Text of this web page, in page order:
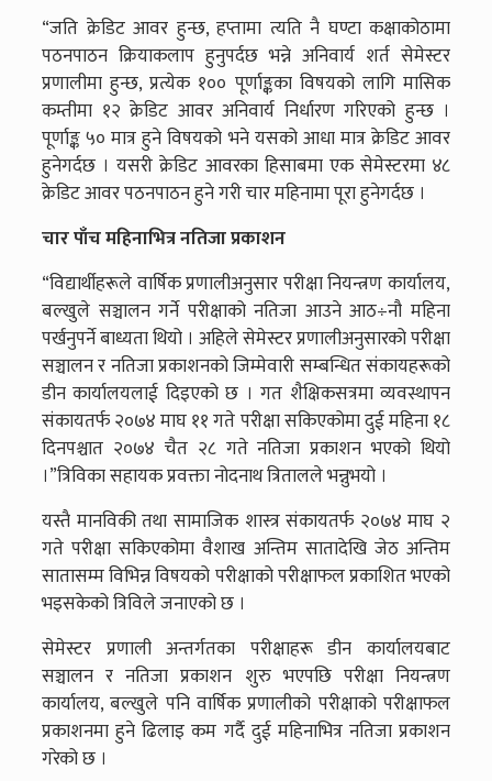
“जति क्रेडिट आवर हुन्छ, हप्तामा त्यति नै घण्टा कक्षाकोठामा
पठनपाठन क्रियाकलाप हुनुपर्दछ भन्ने अनिवार्य शर्त सेमेस्टर
प्रणालीमा हुन्छ, प्रत्येक १०० पूर्णाङ्कका विषयको लागि मासिक
कम्तीमा १२ क्रेडिट आवर अनिवार्य निर्धारण गरिएको हुन्छ ।
पूर्णाङ्क ५० मात्र हुने विषयको भने यसको आधा मात्र क्रेडिट आवर
हुनेगर्दछ । यसरी क्रेडिट आवरका हिसाबमा एक सेमेस्टरमा ४८
क्रेडिट आवर पठनपाठन हुने गरी चार महिनामा पूरा हुनेगर्दछ ।
चार पाँच महिनाभित्र नतिजा प्रकाशन
“विद्यार्थीहरूले वार्षिक प्रणालीअनुसार परीक्षा नियन्त्रण कार्यालय,
बल्खुले सञ्चालन गर्ने परीक्षाको नतिजा आउने आठ÷नौ महिना
पर्खनुपर्ने बाध्यता थियो । अहिले सेमेस्टर प्रणालीअनुसारको परीक्षा
सञ्चालन र नतिजा प्रकाशनको जिम्मेवारी सम्बन्धित संकायहरूको
डीन कार्यालयलाई दिइएको छ । गत शैक्षिकसत्रमा व्यवस्थापन
संकायतर्फ २०७४ माघ ११ गते परीक्षा सकिएकोमा दुई महिना १८
दिनपश्चात २०७४ चैत २८ गते नतिजा प्रकाशन भएको थियो
।”त्रिविका सहायक प्रवक्ता नोदनाथ त्रितालले भन्नुभयो ।
यस्तै मानविकी तथा सामाजिक शास्त्र संकायतर्फ २०७४ माघ २
गते परीक्षा सकिएकोमा वैशाख अन्तिम सातादेखि जेठ अन्तिम
सातासम्म विभिन्न विषयको परीक्षाको परीक्षाफल प्रकाशित भएको
भइसकेको त्रिविले जनाएको छ ।
सेमेस्टर प्रणाली अन्तर्गतका परीक्षाहरू डीन कार्यालयबाट
सञ्चालन र नतिजा प्रकाशन शुरु भएपछि परीक्षा नियन्त्रण
कार्यालय, बल्खुले पनि वार्षिक प्रणालीको परीक्षाको परीक्षाफल
प्रकाशनमा हुने ढिलाइ कम गर्दै दुई महिनाभित्र नतिजा प्रकाशन
गरेको छ ।